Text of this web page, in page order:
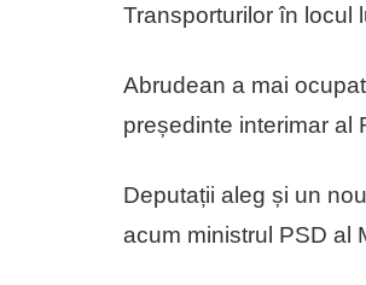
Transporturilor în locul
Abrudean a mai
președinte interimar al
Deputații aleg și un
acum ministrul PSD al